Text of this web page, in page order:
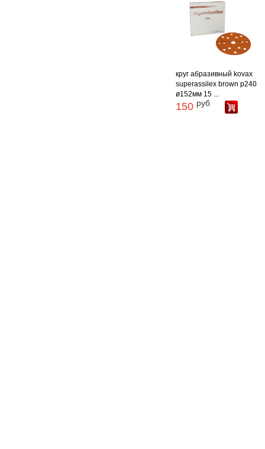
круг абразивный kovax
superassilex brown p240
ø152мм 15 ...
150 руб